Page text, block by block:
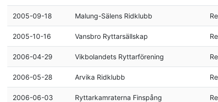
2005-09-18 Malung-Sälens Ridklubb
2005-10-16 Vansbro Ryttarsällskap
2006-04-29 Vikbolandets Ryttarförening
2006-05-28 Arvika Ridklubb
2006-06-03 Ryttarkamraterna Finspång